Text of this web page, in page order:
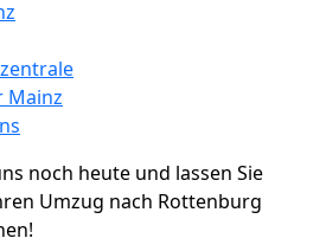
Mainz
noch heute und lassen Sie
Umzug nach Rottenburg